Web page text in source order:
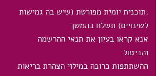
.תוכנית יומית מפורטת (שיש בה גמישות
לשינויים) תשלח בהמשך​
אנא קראו בעיון את תנאי ההרשמה
והביטול
ההשתתפות כרוכה במילוי הצהרת בריאות